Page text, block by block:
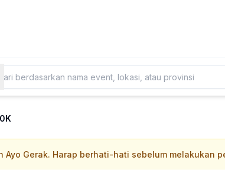
Ayo Gerak. Harap berhati-hati sebelum melakukan